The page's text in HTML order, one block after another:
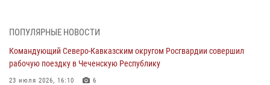
в честь юбилея ведомства
08 августа 2026, 09:03
ПОПУЛЯРНЫЕ НОВОСТИ
Командующий Северо-Кавказским округом Росгвардии совершил
рабочую поездку в Чеченскую Республику
23 июля 2026, 16:10 6